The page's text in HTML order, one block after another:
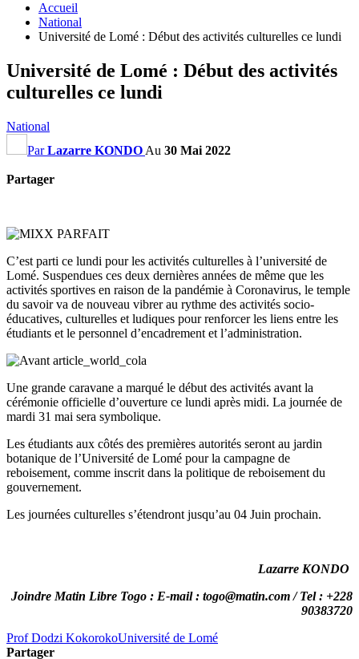
Accueil
National
Université de Lomé : Début des activités culturelles ce lundi
Université de Lomé : Début des activités
culturelles ce lundi
National
ParLazarre KONDO Au 30 Mai 2022
Partager
C’est parti ce lundi pour les activités culturelles à l’université de
Lomé. Suspendues ces deux dernières années de même que les
activités sportives en raison de la pandémie à Coronavirus, le temple
du savoir va de nouveau vibrer au rythme des activités socio-
éducatives, culturelles et ludiques pour renforcer les liens entre les
étudiants et le personnel d’encadrement et l’administration.
Une grande caravane a marqué le début des activités avant la
cérémonie officielle d’ouverture ce lundi après midi. La journée de
mardi 31 mai sera symbolique.
Les étudiants aux côtés des premières autorités seront au jardin
botanique de l’Université de Lomé pour la campagne de
reboisement, comme inscrit dans la politique de reboisement du
gouvernement.
Les journées culturelles s’étendront jusqu’au 04 Juin prochain.
Lazarre KONDO
Joindre Matin Libre Togo : E-mail : togo@matin.com / Tel : +228
90383720
Prof Dodzi KokorokoUniversité de Lomé
Partager